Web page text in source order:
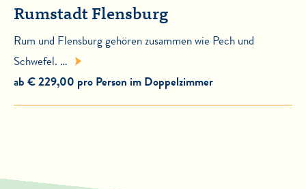
Rumstadt Flensburg
Rum und Flensburg gehören zusammen wie Pech und
Schwefel. …
ab € 229,00 pro Person im Doppelzimmer